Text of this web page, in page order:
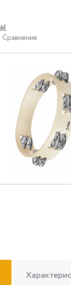
Сравнение